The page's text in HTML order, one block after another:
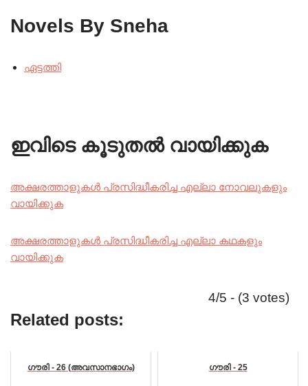
Novels By Sneha
ഏട്ടത്തി
ഇവിടെ കൂടുതൽ വായിക്കുക
അക്ഷരത്താളുകൾ പ്രസിദ്ധീകരിച്ച എല്ലാ നോവലുകളും
വായിക്കുക
അക്ഷരത്താളുകൾ പ്രസിദ്ധീകരിച്ച എല്ലാ കഥകളും
വായിക്കുക
4/5 - (3 votes)
Related posts:
ഗൗരി - 26 (അവസാനഭാഗം) ഗൗരി - 25